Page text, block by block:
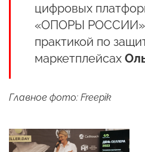
цифровых
«ОПОРЫ
практикой по
маркетплейсах
Главное фото: Freepik